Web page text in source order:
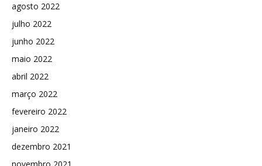
agosto 2022
julho 2022
junho 2022
maio 2022
abril 2022
março 2022
fevereiro 2022
janeiro 2022
dezembro 2021